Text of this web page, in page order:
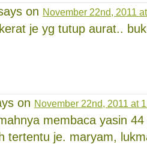
on November 22nd, 2011
je yg tutup aurat..
on November 22nd, 2011 at
membaca yasin 44
tertentu je. maryam,